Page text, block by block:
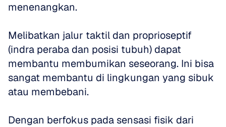
menenangkan.
Melibatkan jalur taktil dan proprioseptif
(indra peraba dan posisi tubuh) dapat
membantu membumikan seseorang. Ini bisa
sangat membantu di lingkungan yang sibuk
atau membebani.
Dengan berfokus pada sensasi fisik dari